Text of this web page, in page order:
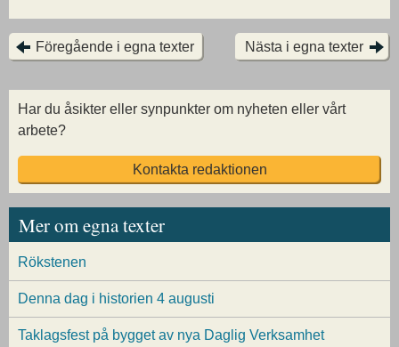
Föregående i egna texter Nästa i egna texter
Har du åsikter eller synpunkter om nyheten eller vårt
arbete?
Kontakta redaktionen
Mer om egna texter
Rökstenen
Denna dag i historien 4 augusti
Taklagsfest på bygget av nya Daglig Verksamhet